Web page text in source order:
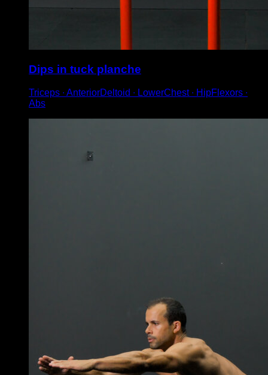
Dips in tuck planche
Triceps ∙ AnteriorDeltoid ∙ LowerChest ∙ HipFlexors ∙
Abs